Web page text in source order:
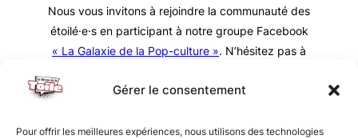
Gérer le consentement
Pour offrir les meilleures expériences, nous utilisons des technologies
Nous vous invitons à rejoindre la communauté des
étoilé·e·s en participant à notre groupe Facebook
« La Galaxie de la Pop-culture ». N’hésitez pas à